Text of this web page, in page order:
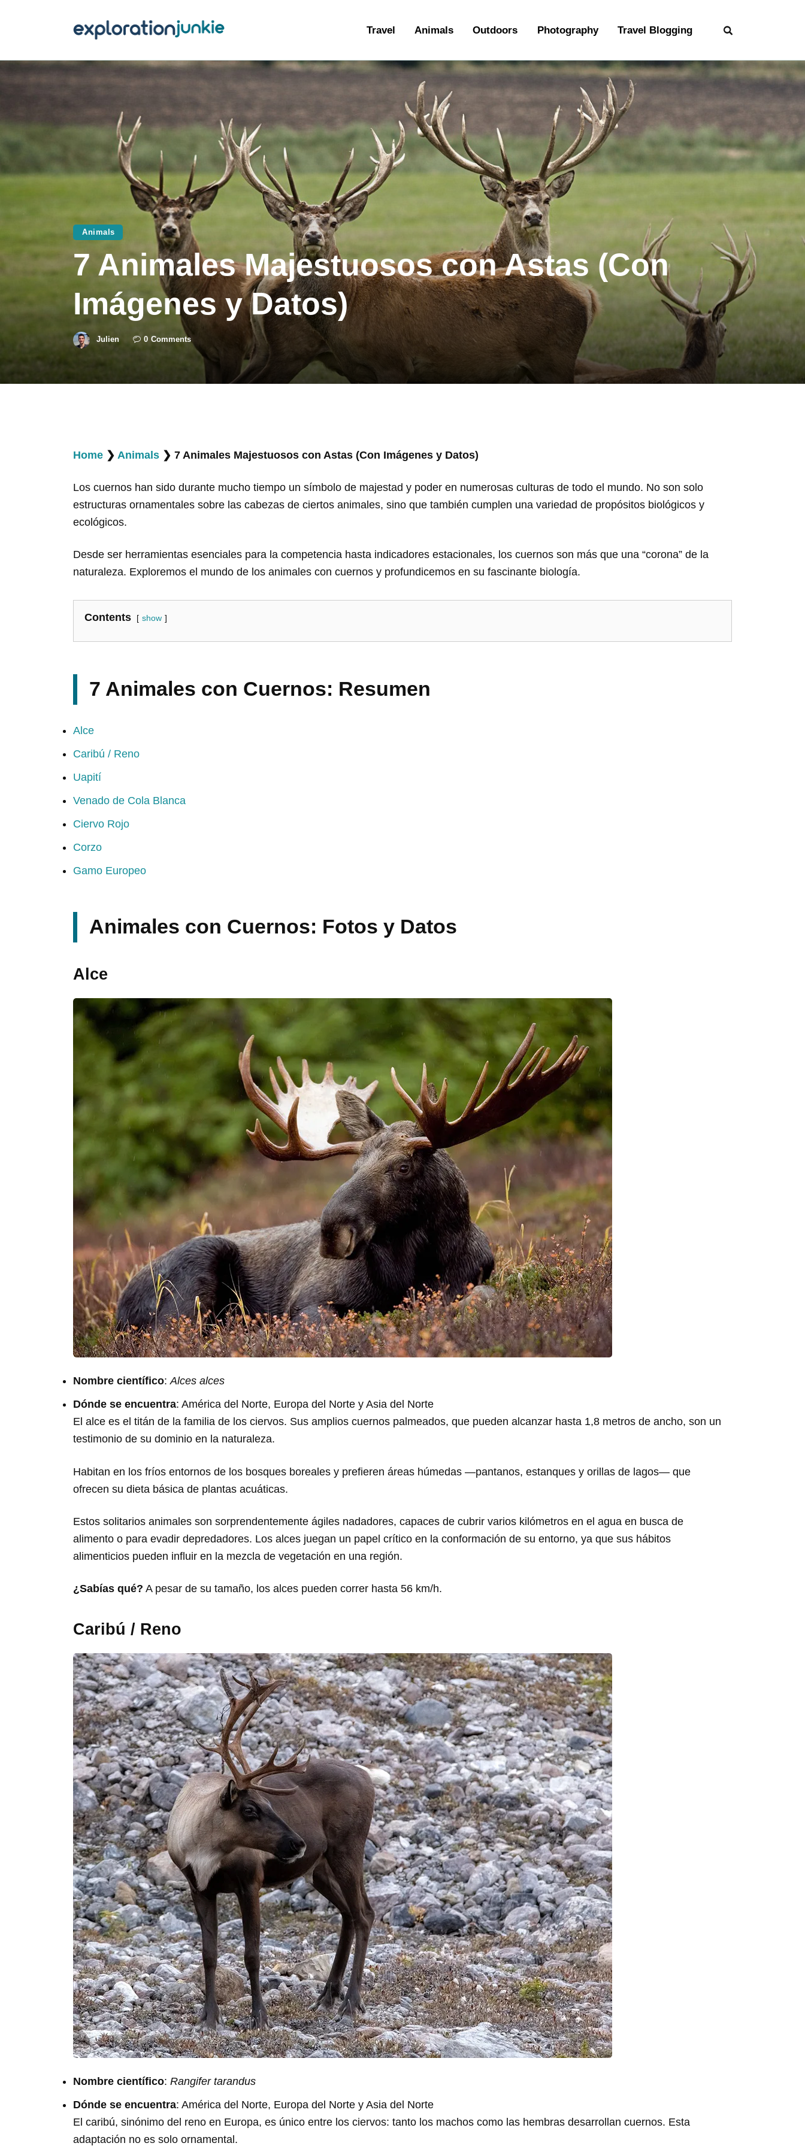
Travel Animals Outdoors Photography Travel Blogging
Outdoors
Photography
Travel Blogging
Animals
7 Animales Majestuosos con Astas (Con
Imágenes y Datos)
Julien 0 Comments
Home ❯ Animals ❯ 7 Animales Majestuosos con Astas (Con Imágenes y Datos)
Los cuernos han sido durante mucho tiempo un símbolo de majestad y poder en numerosas culturas de todo el mundo. No son solo
estructuras ornamentales sobre las cabezas de ciertos animales, sino que también cumplen una variedad de propósitos biológicos y
ecológicos.
Desde ser herramientas esenciales para la competencia hasta indicadores estacionales, los cuernos son más que una “corona” de la
naturaleza. Exploremos el mundo de los animales con cuernos y profundicemos en su fascinante biología.
Contents show
7 Animales con Cuernos: Resumen
Alce
Caribú / Reno
Uapití
Venado de Cola Blanca
Ciervo Rojo
Corzo
Gamo Europeo
Animales con Cuernos: Fotos y Datos
Alce
Nombre científico:Alces alces
Dónde se encuentra: América del Norte, Europa del Norte y Asia del Norte
El alce es el titán de la familia de los ciervos. Sus amplios cuernos palmeados, que pueden alcanzar hasta 1,8 metros de ancho, son un
testimonio de su dominio en la naturaleza.
Habitan en los fríos entornos de los bosques boreales y prefieren áreas húmedas —pantanos, estanques y orillas de lagos— que
ofrecen su dieta básica de plantas acuáticas.
Estos solitarios animales son sorprendentemente ágiles nadadores, capaces de cubrir varios kilómetros en el agua en busca de
alimento o para evadir depredadores. Los alces juegan un papel crítico en la conformación de su entorno, ya que sus hábitos
alimenticios pueden influir en la mezcla de vegetación en una región.
¿Sabías qué? A pesar de su tamaño, los alces pueden correr hasta 56 km/h.
Caribú / Reno
Nombre científico: Rangifer tarandus
Dónde se encuentra: América del Norte, Europa del Norte y Asia del Norte
El caribú, sinónimo del reno en Europa, es único entre los ciervos: tanto los machos como las hembras desarrollan cuernos. Esta
adaptación no es solo ornamental.